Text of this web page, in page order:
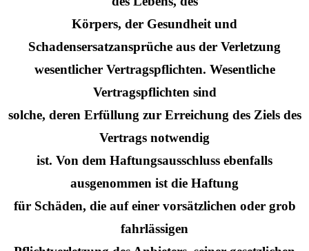
Körpers, der Gesundheit und
Schadensersatzansprüche aus der Verletzung
wesentlicher Vertragspflichten. Wesentliche
Vertragspflichten sind
solche, deren Erfüllung zur Erreichung des Ziels des
Vertrags notwendig
ist. Von dem Haftungsausschluss ebenfalls
ausgenommen ist die Haftung
für Schäden, die auf einer vorsätzlichen oder grob
fahrlässigen